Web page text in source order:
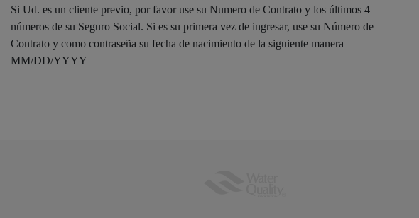
Si Ud. es un cliente previo, por favor use su Numero de Contrato y los últimos 4
números de su Seguro Social. Si es su primera vez de ingresar, use su Número de
Contrato y como contraseña su fecha de nacimiento de la siguiente manera
MM/DD/YYYY